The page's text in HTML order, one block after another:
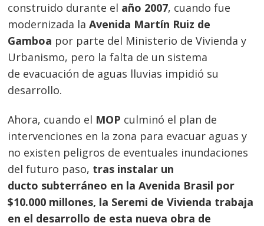
construido durante el año 2007, cuando fue
modernizada laAvenida Martín Ruiz de
Gamboa por parte del Ministerio de Vivienda y
Urbanismo, pero la falta de un sistema
de evacuación de aguas lluvias impidió su
desarrollo.
Ahora, cuando el MOP culminó el plan de
intervenciones en la zona para evacuar aguas y
no existen peligros de eventuales inundaciones
del futuro paso, tras instalar un
ducto subterráneo en la Avenida Brasil por
$10.000 millones, la Seremi de Vivienda trabaja
en el desarrollo de esta nueva obra de